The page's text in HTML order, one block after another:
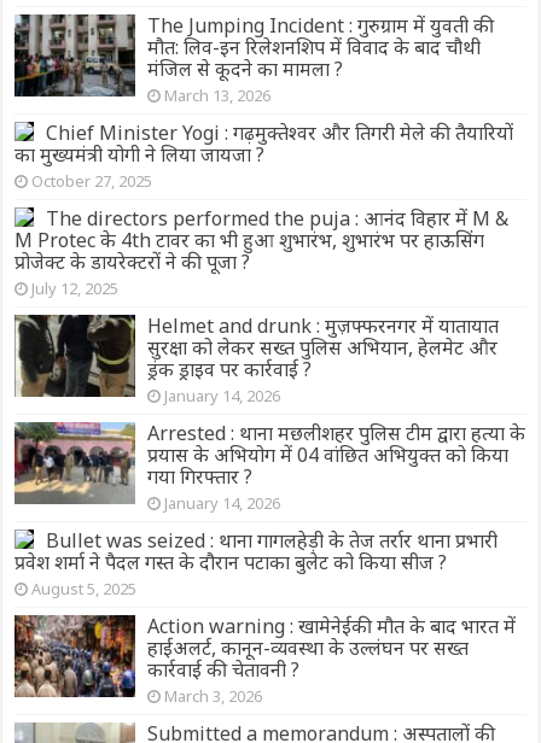
The Jumping Incident : गुरुग्राम में युवती की
मौत: लिव-इन रिलेशनशिप में विवाद के बाद चौथी
मंजिल से कूदने का मामला ?
March 13, 2026
Chief Minister Yogi : गढ़मुक्तेश्वर और तिगरी मेले की तैयारियों
का मुख्यमंत्री योगी ने लिया जायजा ?
October 27, 2025
The directors performed the puja : आनंद विहार में M &
M Protec के 4th टावर का भी हुआ शुभारंभ, शुभारंभ पर हाऊसिंग
प्रोजेक्ट के डायरेक्टरों ने की पूजा ?
July 12, 2025
Helmet and drunk : मुज़फ्फरनगर में यातायात
सुरक्षा को लेकर सख्त पुलिस अभियान, हेलमेट और
ड्रंक ड्राइव पर कार्रवाई ?
January 14, 2026
Arrested : थाना मछलीशहर पुलिस टीम द्वारा हत्या के
प्रयास के अभियोग में 04 वांछित अभियुक्त को किया
गया गिरफ्तार ?
January 14, 2026
Bullet was seized : थाना गागलहेड़ी के तेज तर्रार थाना प्रभारी
प्रवेश शर्मा ने पैदल गस्त के दौरान पटाका बुलेट को किया सीज ?
August 5, 2025
Action warning : खामेनेईकी मौत के बाद भारत में
हाईअलर्ट, कानून-व्यवस्था के उल्लंघन पर सख्त
कार्रवाई की चेतावनी ?
March 3, 2026
Submitted a memorandum : अस्पतालों की